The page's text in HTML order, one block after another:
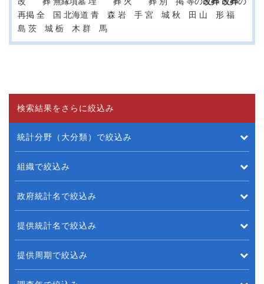
再掲 全 国 北海道 青 森 岩 手 宮 城 秋 田 山 形 福
島 茨 城 栃 木 群 馬
検索結果をさらに絞込み
統計分野（大分類）で絞込み
組織で絞込み
政府統計名で絞込み
提供統計名で絞込み
提供周期で絞込み